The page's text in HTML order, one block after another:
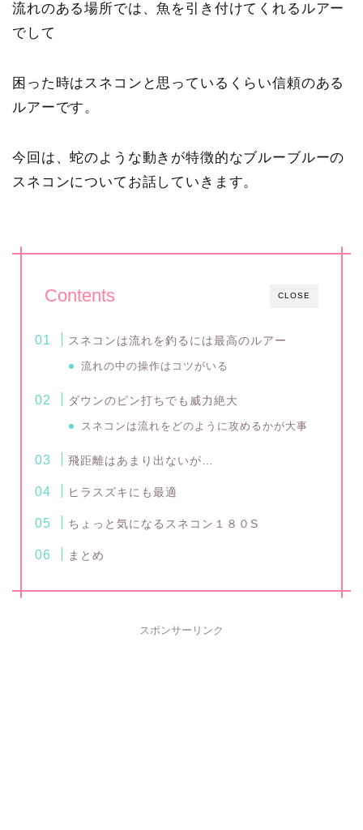
流れのある場所では、魚を引き付けてくれるルアー
でして
困った時はスネコンと思っているくらい信頼のある
ルアーです。
今回は、蛇のような動きが特徴的なブルーブルーの
スネコンについてお話していきます。
CLOSE
Contents
スネコンは流れを釣るには最高のルアー
流れの中の操作はコツがいる
ダウンのピン打ちでも威力絶大
スネコンは流れをどのように攻めるかが大事
飛距離はあまり出ないが…
ヒラスズキにも最適
ちょっと気になるスネコン１８０S
まとめ
スポンサーリンク